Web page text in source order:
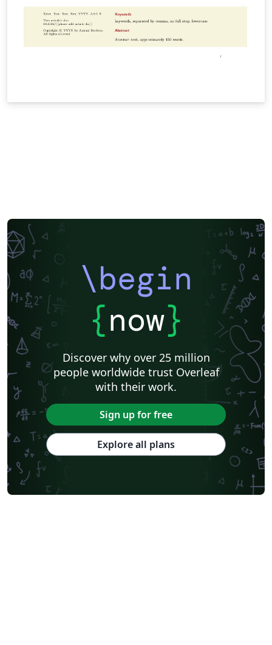
\begin
{now}
Discover why over 25 million
people worldwide trust Overleaf
with their work.
Sign up for free
Explore all plans